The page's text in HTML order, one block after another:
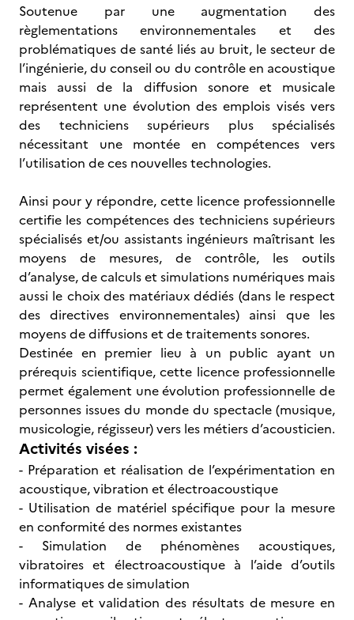
Soutenue par une augmentation des
règlementations environnementales et des
problématiques de santé liés au bruit, le secteur de
l’ingénierie, du conseil ou du contrôle en acoustique
mais aussi de la diffusion sonore et musicale
représentent une évolution des emplois visés vers
des techniciens supérieurs plus spécialisés
nécessitant une montée en compétences vers
l’utilisation de ces nouvelles technologies.
Ainsi pour y répondre, cette licence professionnelle
certifie les compétences des techniciens supérieurs
spécialisés et/ou assistants ingénieurs maîtrisant les
moyens de mesures, de contrôle, les outils
d’analyse, de calculs et simulations numériques mais
aussi le choix des matériaux dédiés (dans le respect
des directives environnementales) ainsi que les
moyens de diffusions et de traitements sonores.
Destinée en premier lieu à un public ayant un
prérequis scientifique, cette licence professionnelle
permet également une évolution professionnelle de
personnes issues du monde du spectacle (musique,
musicologie, régisseur) vers les métiers d’acousticien.
Activités visées :
- Préparation et réalisation de l’expérimentation en
acoustique, vibration et électroacoustique
- Utilisation de matériel spécifique pour la mesure
en conformité des normes existantes
- Simulation de phénomènes acoustiques,
vibratoires et électroacoustique à l’aide d’outils
informatiques de simulation
- Analyse et validation des résultats de mesure en